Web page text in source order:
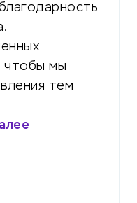
чтобы мы
тем